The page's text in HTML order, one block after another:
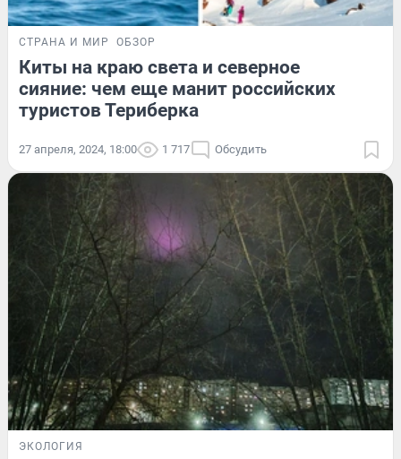
СТРАНА И МИР ОБЗОР
Киты на краю света и северное
сияние: чем еще манит российских
туристов Териберка
27 апреля, 2024, 18:00 1 717 Обсудить
ЭКОЛОГИЯ